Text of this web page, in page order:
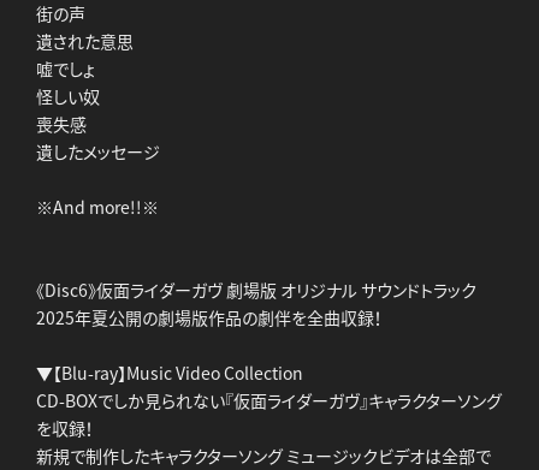
街の声
遺された意思
嘘でしょ
怪しい奴
喪失感
遺したメッセージ
※And more!!※
《Disc6》仮面ライダーガヴ 劇場版 オリジナル サウンドトラック
2025年夏公開の劇場版作品の劇伴を全曲収録！
▼【Blu-ray】Music Video Collection
CD-BOXでしか見られない『仮面ライダーガヴ』キャラクターソング
を収録！
新規で制作したキャラクターソング ミュージックビデオは全部で